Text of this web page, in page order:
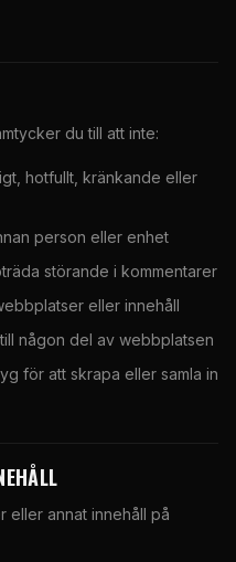
du till att inte:
hotfullt, kränkande eller
person eller enhet
störande i kommentarer
eller innehåll
någon del av webbplatsen
för att skrapa eller samla in
eller annat innehåll på